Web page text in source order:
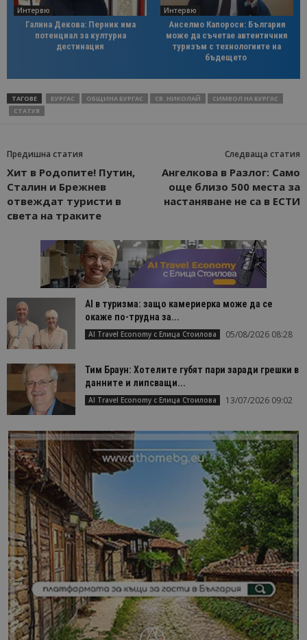
Интервю
Галина Декова: Перник има
потенциал за културна
дестинация
Интервю
Анселмо Капороси: България
може да съчетае автентичния
туризъм с технологиите на
бъдещето
ТАГОВЕ БУРГАС ОБЩИНА БУРГАС СВ. НИКОЛАЙ
СИМВОЛ НА БУРГАС
СТАТУЯ
Предишна статия
Хит в Родопите! Путин,
Сталин и Брежнев
отвеждат туристи в
света на траките
Следваща статия
Ангелкова в Разлог: Само
още близо 500 места за
настаняване не са в ЕСТИ
AI в туризма: защо камериерка може да се
окаже по-трудна за...
AI Travel Economy с Елица Стоилова 05/08/2026 08:28
Тим Браун: Хотелите губят пари заради грешки в
данните и липсващи...
AI Travel Economy с Елица Стоилова 13/07/2026 09:02